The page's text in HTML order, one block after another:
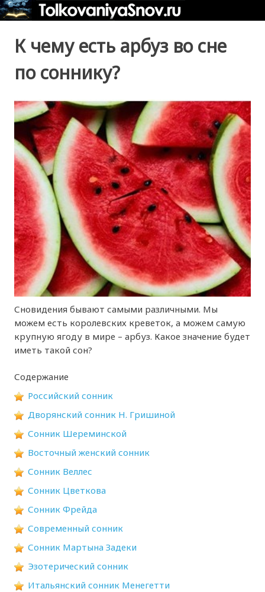
К чему есть арбуз во сне
по соннику?
Сновидения бывают самыми различными. Мы
можем есть королевских креветок, а можем самую
крупную ягоду в мире – арбуз. Какое значение будет
иметь такой сон?
Содержание
Российский сонник
Дворянский сонник Н. Гришиной
Сонник Шереминской
Восточный женский сонник
Сонник Веллес
Сонник Цветкова
Сонник Фрейда
Современный сонник
Сонник Мартына Задеки
Эзотерический сонник
Итальянский сонник Менегетти